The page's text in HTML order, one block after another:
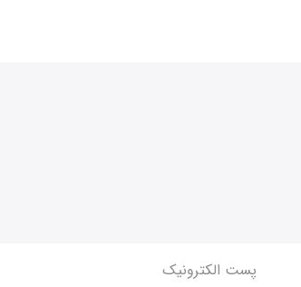
پست الکترونیک